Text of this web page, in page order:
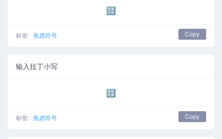
🔠
标签: 焦虑符号 Copy
输入拉丁小写
🔡
标签: 焦虑符号 Copy